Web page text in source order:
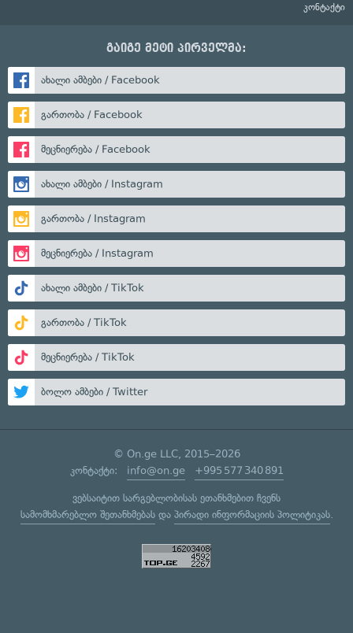
კონტაქტი
გაიგე მეტი პირველმა:
ახალი ამბები / Facebook
გართობა / Facebook
მეცნიერება / Facebook
ახალი ამბები / Instagram
გართობა / Instagram
მეცნიერება / Instagram
ახალი ამბები / TikTok
გართობა / TikTok
მეცნიერება / TikTok
ბოლო ამბები / Twitter
© On.ge LLC, 2015–2026
კონტაქტი: info@on.ge +995 577 340 891
ვებსაიტით სარგებლობისას ეთანხმებით ჩვენს
სამომხმარებლო შეთანხმებასდა პირადი ინფორმაციის პოლიტიკას.